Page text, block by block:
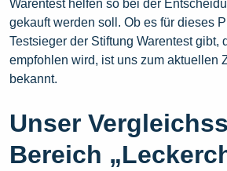
Warentest helfen so bei der
gekauft werden soll. Ob es für dieses
Testsieger der Stiftung Warentest gibt,
empfohlen wird, ist uns zum aktuellen
bekannt.
Unser
Bereich